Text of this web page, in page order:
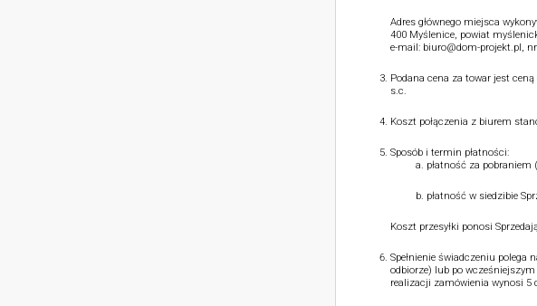
Adres głównego miejsca
400 Myślenice, powiat
e-mail: biuro@dom-projekt.pl,
Podana cena za towar jest
s.c.
Koszt połączenia z biurem
Sposób i termin płatności:
płatność za pobraniem
płatność w siedzibie
Koszt przesyłki ponosi
Spełnienie świadczeniu polega
odbiorze) lub po
realizacji zamówienia wynosi 5